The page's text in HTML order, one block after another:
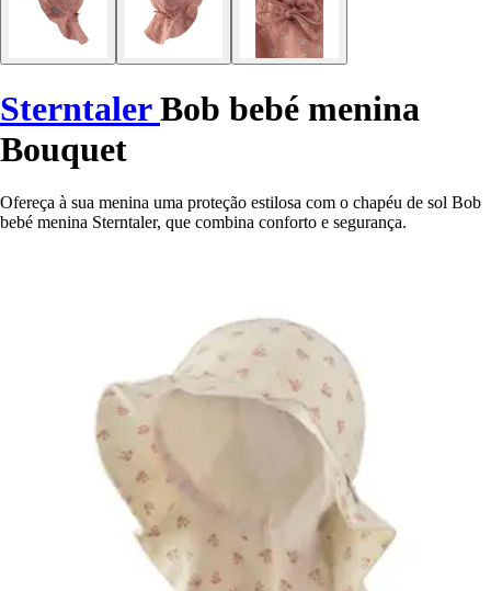
SterntalerBob bebé menina
Bouquet
Ofereça à sua menina uma proteção estilosa com o chapéu de sol Bob
bebé menina Sterntaler, que combina conforto e segurança.